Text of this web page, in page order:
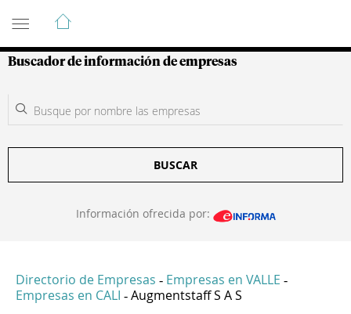
Guía de Empresas Colombianas
Buscador de información de empresas
BUSCAR
Información ofrecida por:
Directorio de Empresas - Empresas en VALLE -
Empresas en CALI - Augmentstaff S A S